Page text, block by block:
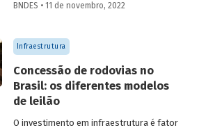
leasing de aeronaves no setor de
BNDES • 11 de novembro, 2022
Infraestrutura
Concessão de rodovias no
Brasil: os diferentes modelos
de leilão
O investimento em infraestrutura é fator